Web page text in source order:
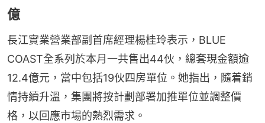
億
長江實業營業部副首席經理楊桂玲表示，BLUE
COAST全系列於本月一共售出44伙，總套現金額逾
12.4億元，當中包括19伙四房單位。她指出，隨着銷
情持續升溫，集團將按計劃部署加推單位並調整價
格，以回應市場的熱烈需求。